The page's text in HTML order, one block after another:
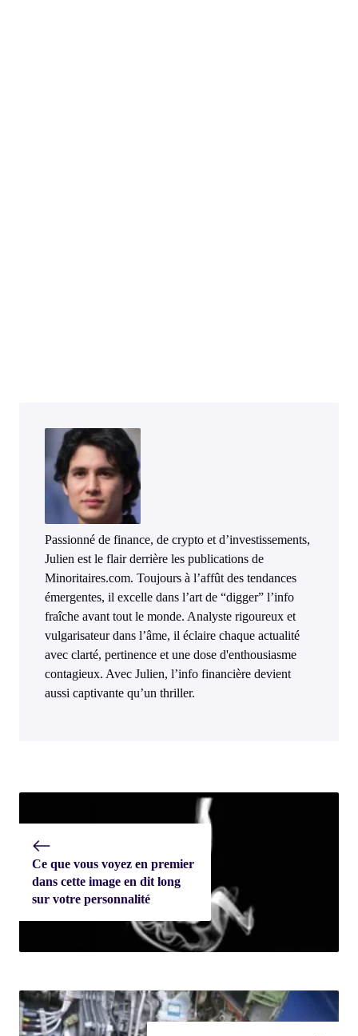
Passionné de finance, de crypto et d’investissements,
Julien est le flair derrière les publications de
Minoritaires.com. Toujours à l’affût des tendances
émergentes, il excelle dans l’art de “digger” l’info
fraîche avant tout le monde. Analyste rigoureux et
vulgarisateur dans l’âme, il éclaire chaque actualité
avec clarté, pertinence et une dose d'enthousiasme
contagieux. Avec Julien, l’info financière devient
aussi captivante qu’un thriller.
Ce que vous voyez en premier
dans cette image en dit long
sur votre personnalité